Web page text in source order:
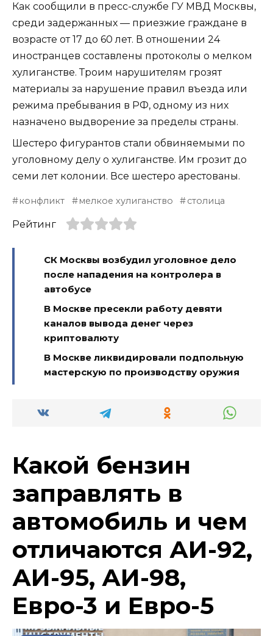
Как сообщили в пресс-службе ГУ МВД Москвы,
среди задержанных — приезжие граждане в
возрасте от 17 до 60 лет. В отношении 24
иностранцев составлены протоколы о мелком
хулиганстве. Троим нарушителям грозят
материалы за нарушение правил въезда или
режима пребывания в РФ, одному из них
назначено выдворение за пределы страны.
Шестеро фигурантов стали обвиняемыми по
уголовному делу о хулиганстве. Им грозит до
семи лет колонии. Все шестеро арестованы.
конфликт мелкое хулиганство столица
Рейтинг
СК Москвы возбудил уголовное дело
после нападения на контролера в
автобусе
В Москве пресекли работу девяти
каналов вывода денег через
криптовалюту
В Москве ликвидировали подпольную
мастерскую по производству оружия
Какой бензин
заправлять в
автомобиль и чем
отличаются АИ-92,
АИ-95, АИ-98,
Евро-3 и Евро-5